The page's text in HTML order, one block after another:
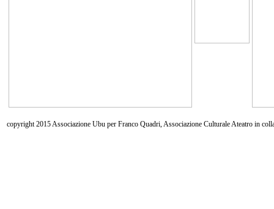
copyright 2015 Associazione Ubu per Franco Quadri, Associazione Culturale Ateatro in